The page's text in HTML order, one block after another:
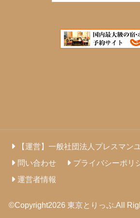
【運営】一般社団法人プレスマン
問い合わせ
プライバシーポリ
運営者情報
©Copyright2026 東京とりっぷ.All